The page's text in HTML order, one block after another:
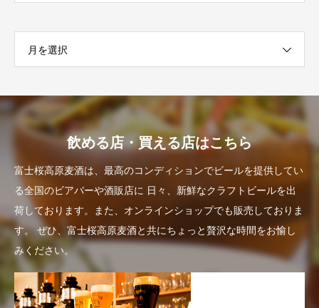
月を選択
飲める店・買える店はこちら
富士桜高原麦酒は、最高のコンディションでビールを提供してい
る全国のビアバーや酒販店に 日々、新鮮なクラフトビールを出
荷しております。また、オンラインショップでも販売しておりま
す。ぜひ、富士桜高原麦酒と共にちょっと贅沢な時間をお愉し
みください。